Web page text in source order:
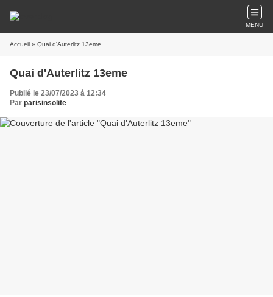
MENU
Accueil » Quai d'Auterlitz 13eme
Quai d'Auterlitz 13eme
Publié le 23/07/2023 à 12:34
Par parisinsolite